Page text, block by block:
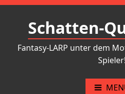
Schatten-
Fantasy-LARP unter dem
Spieler!